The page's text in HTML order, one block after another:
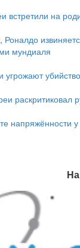
на
мундиаля
раскритиковал